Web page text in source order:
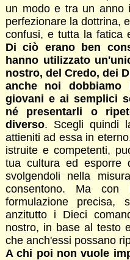
un modo e tra un anno
perfezionare la dottrina,
confusi, e tutta la fatica
Di ciò erano ben
hanno utilizzato
nostro, del Credo, dei
anche noi dobbiamo
giovani e ai semplici
né presentar li o
diverso. Scegli quindi
attieniti ad essa in
istruite e competenti,
tua cultura ed esporre
svolgendoli nella
consentono. Ma
formulazione precisa,
anzitutto i Dieci
nostro, in base al testo
che anch'essi possano
A chi poi non vuole